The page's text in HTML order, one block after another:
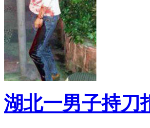
湖北一男子持刀